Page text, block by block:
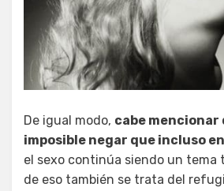
De igual modo, cabe
imposible negar que incluso
el sexo continúa siendo un tema
de eso también se trata del